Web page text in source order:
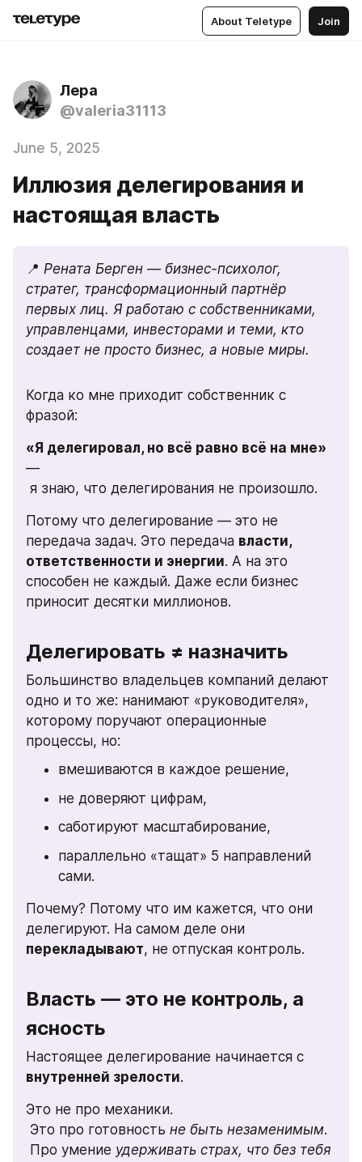
About Teletype Join
Лера
@valeria31113
June 5, 2025
Иллюзия делегирования и
настоящая власть
📍 Рената Берген — бизнес-психолог,
стратег, трансформационный партнёр
первых лиц. Я работаю с собственниками,
управленцами, инвесторами и теми, кто
создает не просто бизнес, а новые миры.
Когда ко мне приходит собственник с
фразой:
«Я делегировал, но всё равно всё на мне»
—
я знаю, что делегирования не произошло.
Потому что делегирование — это не
передача задач. Это передача власти,
ответственности и энергии. А на это
способен не каждый. Даже если бизнес
приносит десятки миллионов.
Делегировать ≠ назначить
Большинство владельцев компаний делают
одно и то же: нанимают «руководителя»,
которому поручают операционные
процессы, но:
вмешиваются в каждое решение,
не доверяют цифрам,
саботируют масштабирование,
параллельно «тащат» 5 направлений
сами.
Почему? Потому что им кажется, что они
перекладывают, не отпуская контроль.
Власть — это не контроль, а
ясность
внутренней зрелости.
Это не про механики.
Это про готовность не быть незаменимым.
Про умение удерживать страх, что без тебя